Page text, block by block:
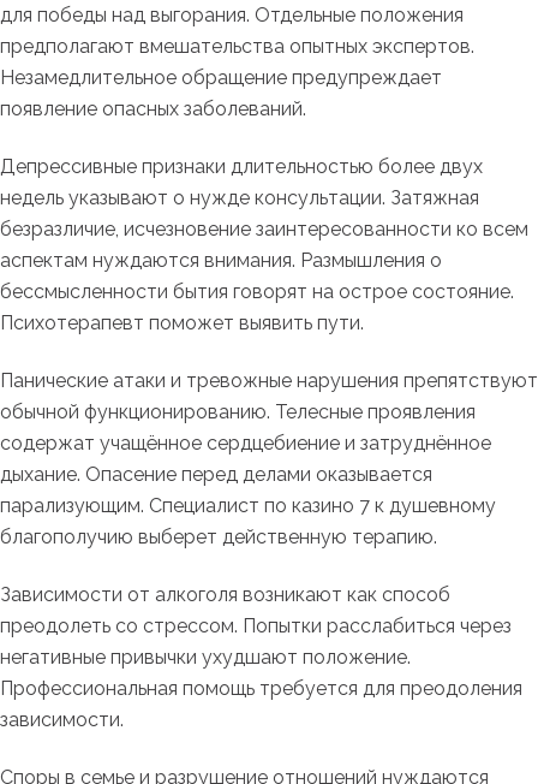
для победы над выгорания. Отдельные положения
предполагают вмешательства опытных экспертов.
Незамедлительное обращение предупреждает
появление опасных заболеваний.
Депрессивные признаки длительностью более двух
недель указывают о нужде консультации. Затяжная
безразличие, исчезновение заинтересованности ко всем
аспектам нуждаются внимания. Размышления о
бессмысленности бытия говорят на острое состояние.
Психотерапевт поможет выявить пути.
Панические атаки и тревожные нарушения препятствуют
обычной функционированию. Телесные проявления
содержат учащённое сердцебиение и затруднённое
дыхание. Опасение перед делами оказывается
парализующим. Специалист по казино 7 к душевному
благополучию выберет действенную терапию.
Зависимости от алкоголя возникают как способ
преодолеть со стрессом. Попытки расслабиться через
негативные привычки ухудшают положение.
Профессиональная помощь требуется для преодоления
зависимости.
Споры в семье и разрушение отношений нуждаются